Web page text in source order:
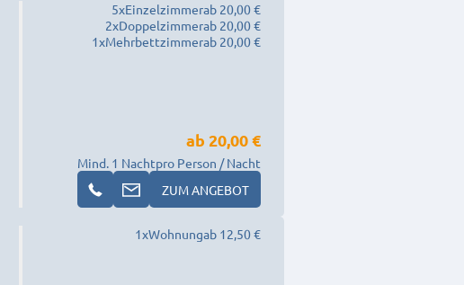
5xEinzelzimmerab 20,00 €
2xDoppelzimmerab 20,00 €
1xMehrbettzimmerab 20,00 €
Mind. 1 Nacht
ab 20,00 €
pro Person / Nacht
ZUM ANGEBOT
1xWohnungab 12,50 €